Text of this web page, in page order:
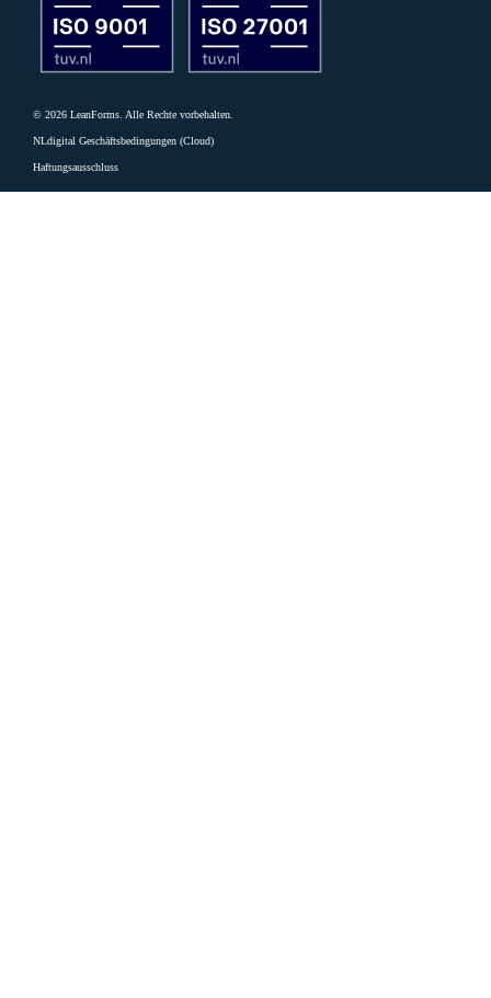
© 2026 LeanForms. Alle Rechte vorbehalten.
NLdigital Geschäftsbedingungen (Cloud)
Haftungsausschluss